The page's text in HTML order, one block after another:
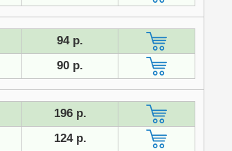
94 р.
90 р.
196 р.
124 р.